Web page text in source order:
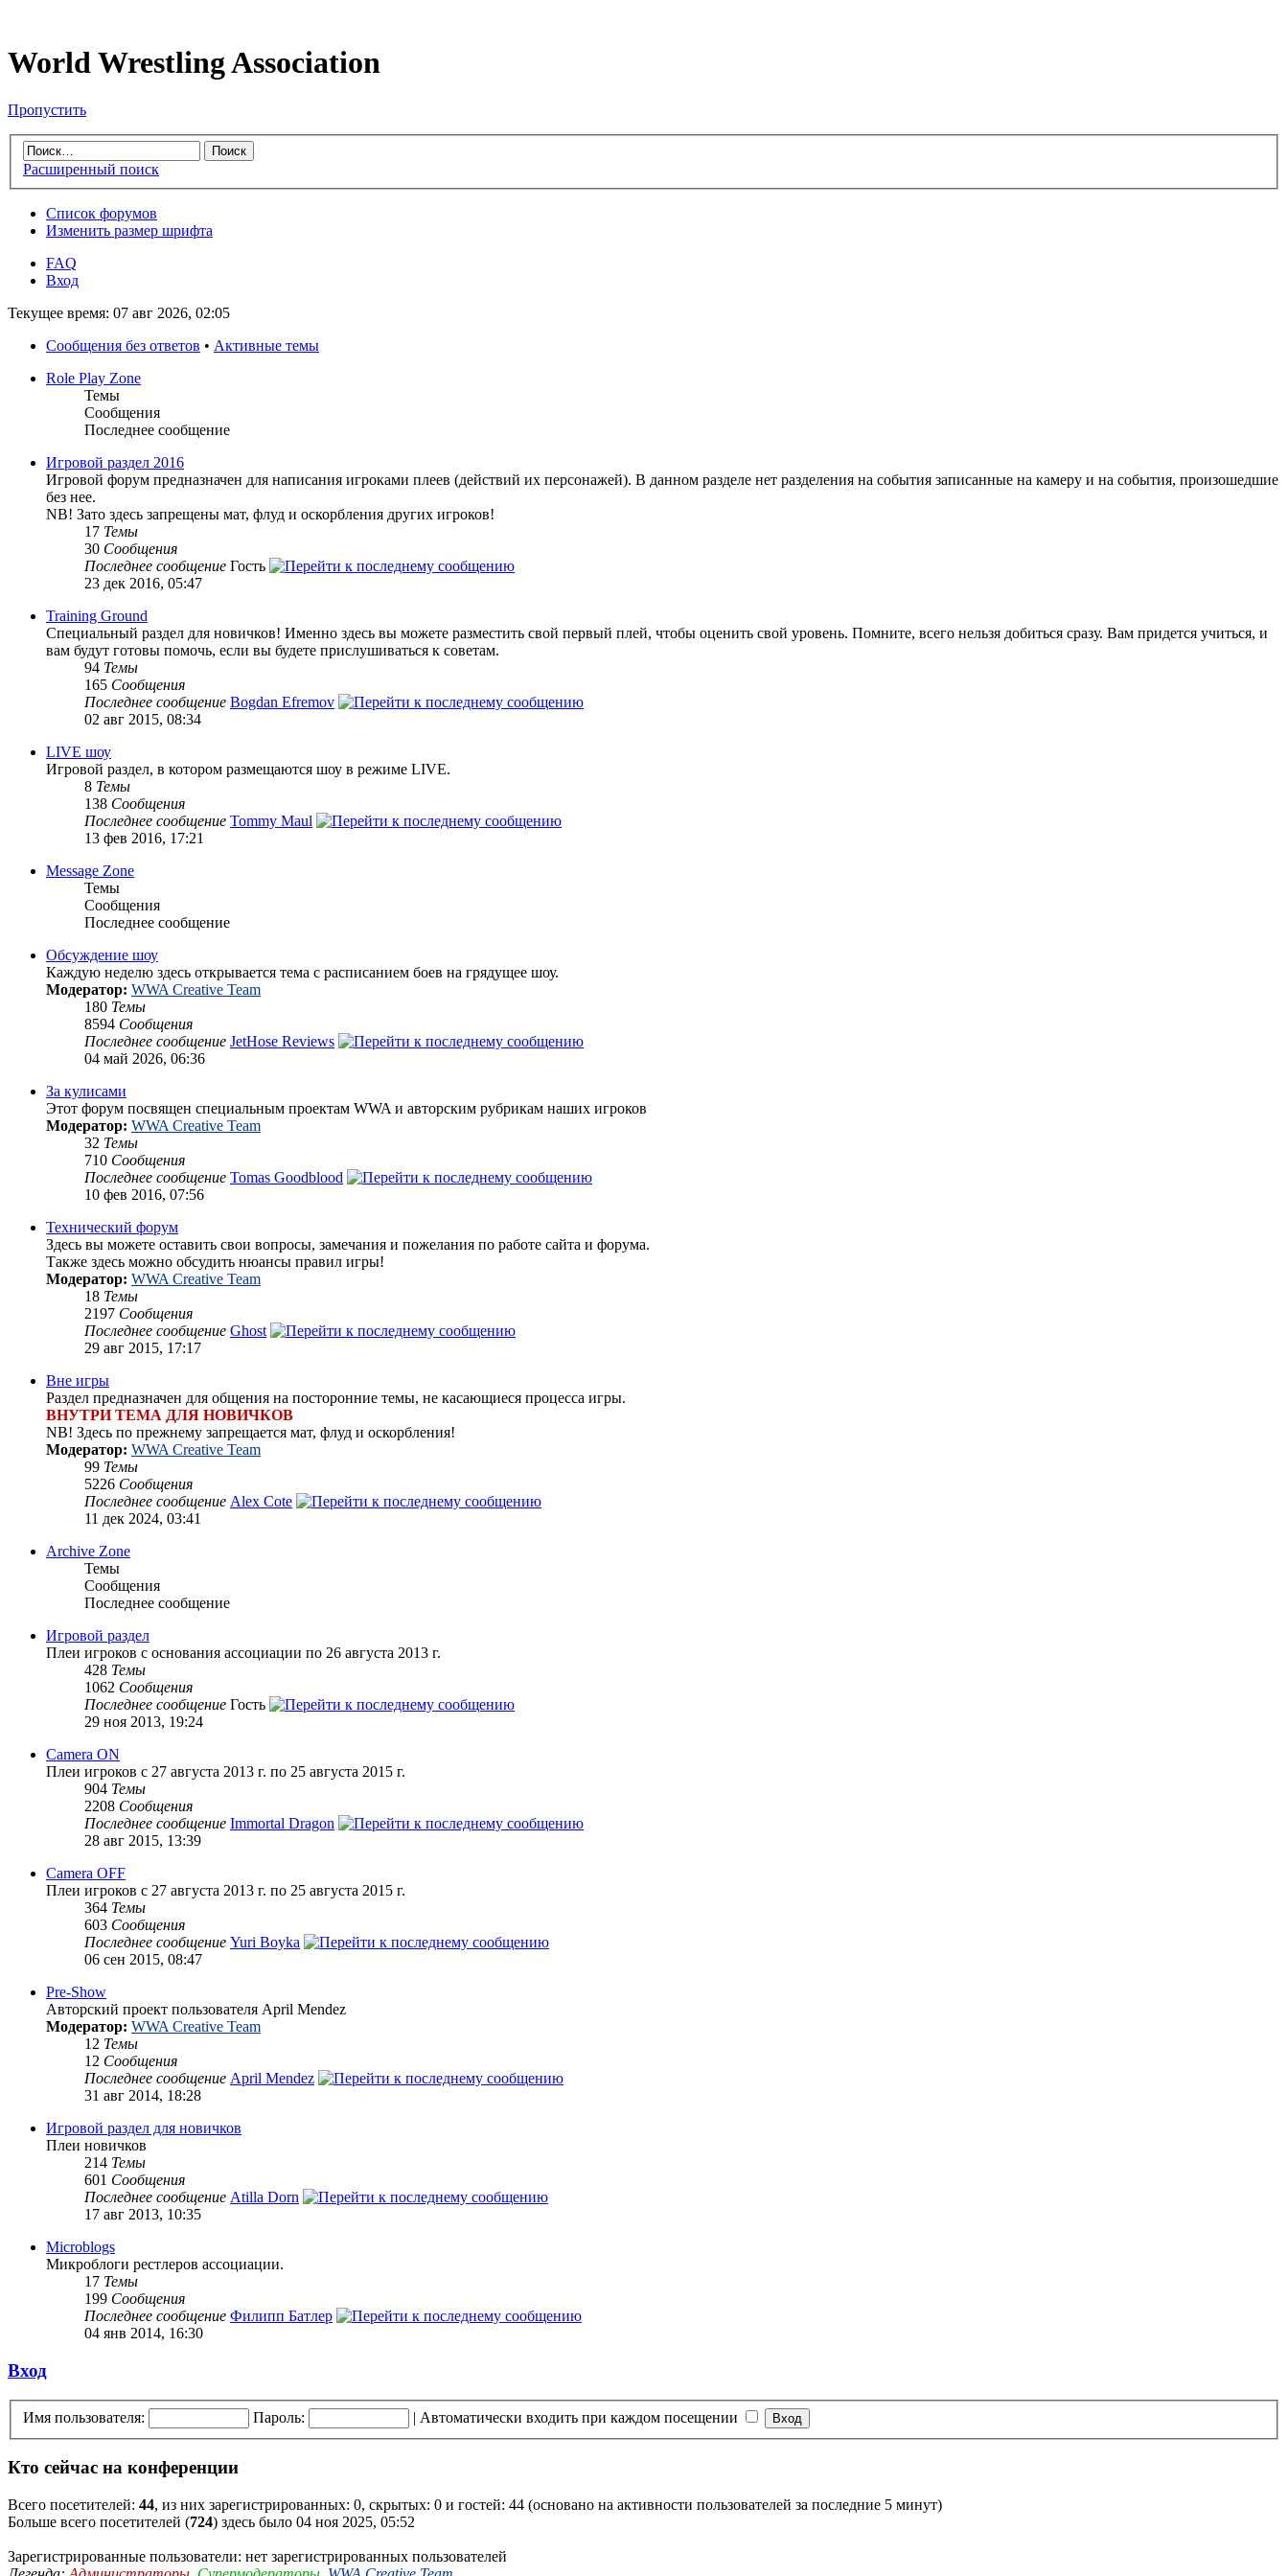
World Wrestling Association
Пропустить
Расширенный поиск
Список форумов
Изменить размер шрифта
FAQ
Вход
Текущее время: 07 авг 2026, 02:05
Сообщения без ответов • Активные темы
Role Play Zone
Темы
Сообщения
Последнее сообщение
Игровой раздел 2016
Игровой форум предназначен для написания игроками плеев (действий их персонажей). В данном разделе нет разделения на события записанные на камеру и на события, произошедшие
без нее.
NB! Зато здесь запрещены мат, флуд и оскорбления других игроков!
17 Темы
30 Сообщения
Последнее сообщение Гость
23 дек 2016, 05:47
Training Ground
Специальный раздел для новичков! Именно здесь вы можете разместить свой первый плей, чтобы оценить свой уровень. Помните, всего нельзя добиться сразу. Вам придется учиться, и
вам будут готовы помочь, если вы будете прислушиваться к советам.
94 Темы
165 Сообщения
Последнее сообщение Bogdan Efremov
02 авг 2015, 08:34
LIVE шоу
Игровой раздел, в котором размещаются шоу в режиме LIVE.
8 Темы
138 Сообщения
Последнее сообщение Tommy Maul
13 фев 2016, 17:21
Message Zone
Темы
Сообщения
Последнее сообщение
Обсуждение шоу
Каждую неделю здесь открывается тема с расписанием боев на грядущее шоу.
Модератор: WWA Creative Team
180 Темы
8594 Сообщения
Последнее сообщение JetHose Reviews
04 май 2026, 06:36
За кулисами
Этот форум посвящен специальным проектам WWA и авторским рубрикам наших игроков
Модератор: WWA Creative Team
32 Темы
710 Сообщения
Последнее сообщение Tomas Goodblood
10 фев 2016, 07:56
Технический форум
Здесь вы можете оставить свои вопросы, замечания и пожелания по работе сайта и форума.
Также здесь можно обсудить нюансы правил игры!
Модератор: WWA Creative Team
18 Темы
2197 Сообщения
Последнее сообщение Ghost
29 авг 2015, 17:17
Вне игры
Раздел предназначен для общения на посторонние темы, не касающиеся процесса игры.
ВНУТРИ ТЕМА ДЛЯ НОВИЧКОВ
NB! Здесь по прежнему запрещается мат, флуд и оскорбления!
Модератор: WWA Creative Team
99 Темы
5226 Сообщения
Последнее сообщение Alex Cote
11 дек 2024, 03:41
Archive Zone
Темы
Сообщения
Последнее сообщение
Игровой раздел
Плеи игроков с основания ассоциации по 26 августа 2013 г.
428 Темы
1062 Сообщения
Последнее сообщение Гость
29 ноя 2013, 19:24
Camera ON
Плеи игроков с 27 августа 2013 г. по 25 августа 2015 г.
904 Темы
2208 Сообщения
Последнее сообщение Immortal Dragon
28 авг 2015, 13:39
Camera OFF
Плеи игроков с 27 августа 2013 г. по 25 августа 2015 г.
364 Темы
603 Сообщения
Последнее сообщение Yuri Boyka
06 сен 2015, 08:47
Pre-Show
Авторский проект пользователя April Mendez
Модератор: WWA Creative Team
12 Темы
12 Сообщения
Последнее сообщение April Mendez
31 авг 2014, 18:28
Игровой раздел для новичков
Плеи новичков
214 Темы
601 Сообщения
Последнее сообщение Atilla Dorn
17 авг 2013, 10:35
Microblogs
Микроблоги рестлеров ассоциации.
17 Темы
199 Сообщения
Последнее сообщение Филипп Батлер
04 янв 2014, 16:30
Вход
Имя пользователя: Пароль: | Автоматически входить при каждом посещении
Кто сейчас на конференции
Всего посетителей: 44, из них зарегистрированных: 0, скрытых: 0 и гостей: 44 (основано на активности пользователей за последние 5 минут)
Больше всего посетителей (724) здесь было 04 ноя 2025, 05:52
Зарегистрированные пользователи: нет зарегистрированных пользователей